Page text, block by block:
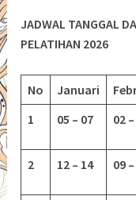
JADWAL TANGGAL
PELATIHAN 2026
No Januari
1
05 – 07 02
2
12 – 14 09